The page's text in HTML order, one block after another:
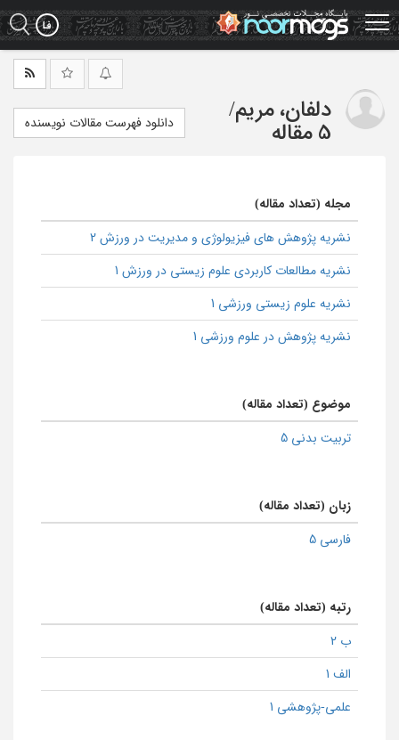
Skip
to
main
دلفان، مریم/
5 مقاله
دانلود فهرست مقالات نویسنده
مجله (تعداد مقاله)
نشریه پژوهش های فیزیولوژی و مدیریت در ورزش 2
نشریه مطالعات کاربردی علوم زیستی در ورزش 1
نشریه علوم زیستی ورزشی 1
نشریه پژوهش در علوم ورزشی 1
موضوع (تعداد مقاله)
تربیت بدنی 5
زبان (تعداد مقاله)
فارسی 5
رتبه (تعداد مقاله)
ب 2
الف 1
علمی-پژوهشی 1